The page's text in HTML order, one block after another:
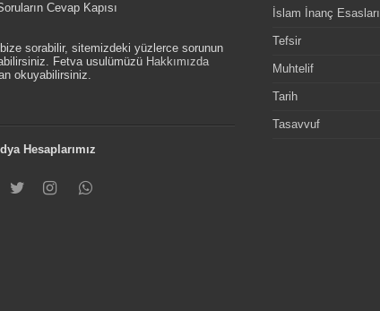
Cevap Kapısı
bize sorabilir, sitemizdeki yüzlerce sorunun
Fetva usulümüzü Hakkımızda
okuyabilirsiniz.
Hesaplarımız
İslam İnanç Esasları
Tefsir
Muhtelif
Tarih
Tasavvuf